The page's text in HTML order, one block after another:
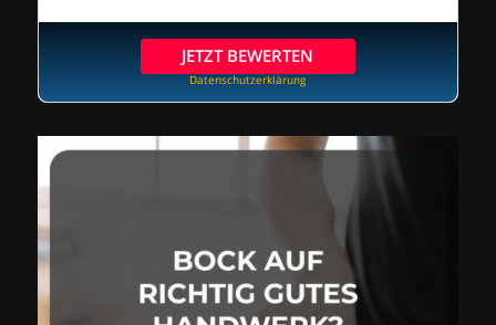
JETZT BEWERTEN
Datenschutzerklärung